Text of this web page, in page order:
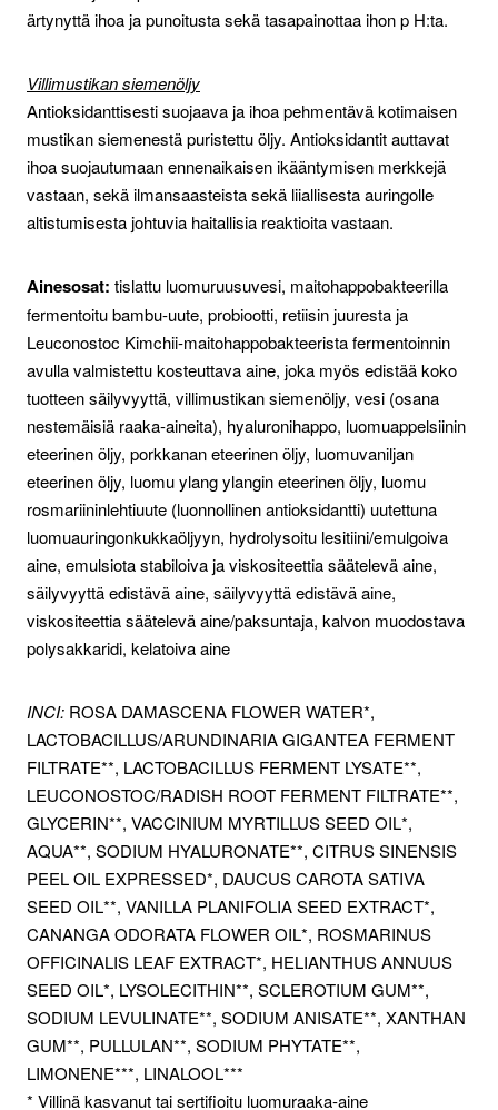
ärtynyttä ihoa ja punoitusta sekä tasapainottaa ihon p H:ta.
Villimustikan siemenöljy
Antioksidanttisesti suojaava ja ihoa pehmentävä kotimaisen
mustikan siemenestä puristettu öljy. Antioksidantit auttavat
ihoa suojautumaan ennenaikaisen ikääntymisen merkkejä
vastaan, sekä ilmansaasteista sekä liiallisesta auringolle
altistumisesta johtuvia haitallisia reaktioita vastaan.
Ainesosat: tislattu luomuruusuvesi, maitohappobakteerilla
fermentoitu bambu-uute, probiootti, retiisin juuresta ja
Leuconostoc Kimchii-maitohappobakteerista fermentoinnin
avulla valmistettu kosteuttava aine, joka myös edistää koko
tuotteen säilyvyyttä, villimustikan siemenöljy, vesi (osana
nestemäisiä raaka-aineita), hyaluronihappo, luomuappelsiinin
eteerinen öljy, porkkanan eteerinen öljy, luomuvaniljan
eteerinen öljy, luomu ylang ylangin eteerinen öljy, luomu
rosmariininlehtiuute (luonnollinen antioksidantti) uutettuna
luomuauringonkukkaöljyyn, hydrolysoitu lesitiini/emulgoiva
aine, emulsiota stabiloiva ja viskositeettia säätelevä aine,
säilyvyyttä edistävä aine, säilyvyyttä edistävä aine,
viskositeettia säätelevä aine/paksuntaja, kalvon muodostava
polysakkaridi, kelatoiva aine
INCI: ROSA DAMASCENA FLOWER WATER*,
LACTOBACILLUS/ARUNDINARIA GIGANTEA FERMENT
FILTRATE**, LACTOBACILLUS FERMENT LYSATE**,
LEUCONOSTOC/RADISH ROOT FERMENT FILTRATE**,
GLYCERIN**, VACCINIUM MYRTILLUS SEED OIL*,
AQUA**, SODIUM HYALURONATE**, CITRUS SINENSIS
PEEL OIL EXPRESSED*, DAUCUS CAROTA SATIVA
SEED OIL**, VANILLA PLANIFOLIA SEED EXTRACT*,
CANANGA ODORATA FLOWER OIL*, ROSMARINUS
OFFICINALIS LEAF EXTRACT*, HELIANTHUS ANNUUS
SEED OIL*, LYSOLECITHIN**, SCLEROTIUM GUM**,
SODIUM LEVULINATE**, SODIUM ANISATE**, XANTHAN
GUM**, PULLULAN**, SODIUM PHYTATE**,
LIMONENE***, LINALOOL***
* Villinä kasvanut tai sertifioitu luomuraaka-aine